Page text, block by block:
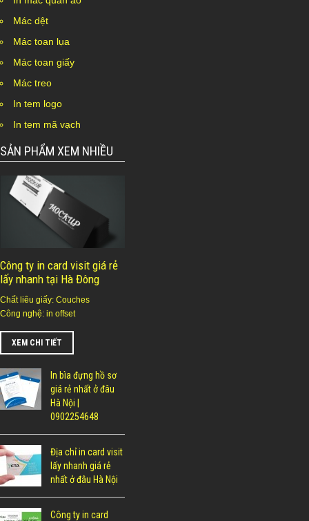
Mác dệt
Mác toan lụa
Mác toan giấy
Mác treo
In tem logo
In tem mã vạch
SẢN PHẨM XEM NHIỀU
Công ty in card visit giá rẻ
lấy nhanh tại Hà Đông
Chất liêu giấy: Couches
Công nghệ: in offset
XEM CHI TIẾT
In bìa đựng hồ sơ
giá rẻ nhất ở đâu
Hà Nội |
0902254648
Địa chỉ in card visit
lấy nhanh giá rẻ
nhất ở đâu Hà Nội
Công ty in card